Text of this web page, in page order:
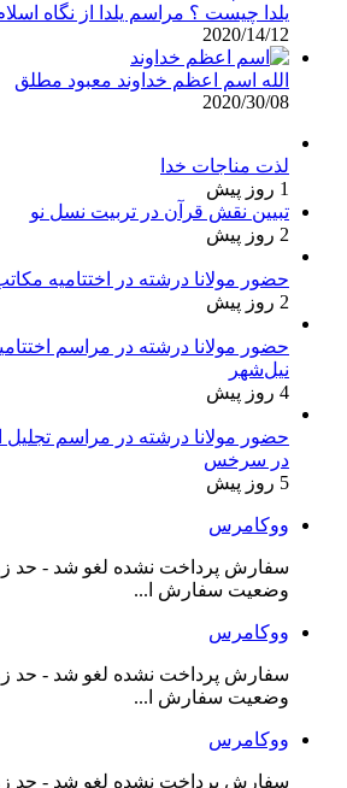
یلدا چیست ؟ مراسم یلدا از نگاه
2020/14/12
الله اسم اعظم خداوند معبود مطلق
2020/30/08
لذت مناجات خدا
1 روز پیش
تبیین نقش قرآن در تربیت نسل نو
2 روز پیش
حضور مولانا درشته در اختتامیه
2 روز پیش
حضور مولانا درشته در مراسم
نیل‌شهر
4 روز پیش
حضور مولانا درشته در مراسم تجلیل
در سرخس
5 روز پیش
ووکامرس
سفارش پرداخت نشده لغو شد - حد
وضعیت سفارش ا...
ووکامرس
سفارش پرداخت نشده لغو شد - حد
وضعیت سفارش ا...
ووکامرس
سفارش پرداخت نشده لغو شد - حد